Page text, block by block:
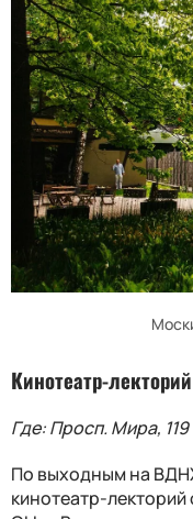
Кинотеатр-
Где: Просп. Мира, 119
По выходным на
кинотеатр-